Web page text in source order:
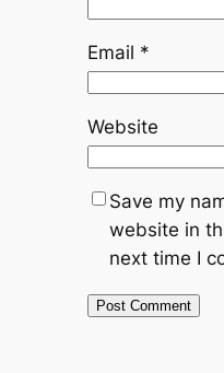
Email *
Website
Save my
website in
next time I